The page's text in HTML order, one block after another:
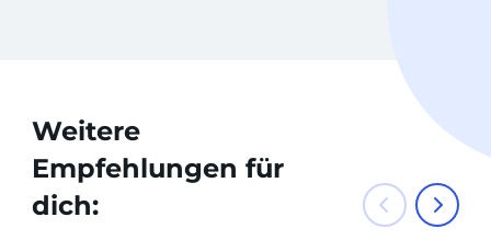
Weitere
Empfehlungen für
dich: